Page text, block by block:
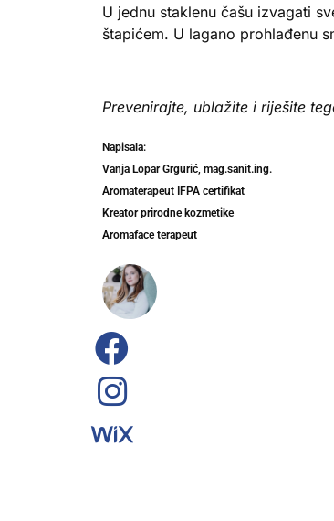
U jednu staklenu čašu izvagati
štapićem. U lagano prohlađenu
Prevenirajte, ublažite i riješite
Napisala:
Vanja Lopar Grgurić, mag.sanit.ing.
Aromaterapeut IFPA certifikat
Kreator prirodne kozmetike
Aromaface terapeut